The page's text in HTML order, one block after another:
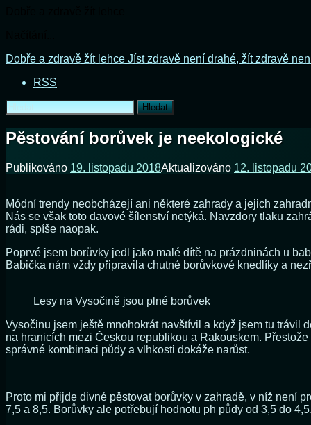
Přejít
obsahu
Dobře a zdravě žít lehce Jíst zdravě není drahé, žít zdravě
RSS
Vyhledávání
Pěstování borůvek je neekologické
Publikováno 19. listopadu 2018Aktualizováno 12. listopadu
Módní trendy neobcházejí ani některé zahrady a jejich
Nás se však toto davové šílenství netýká. Navzdory tlaku
rádi, spíše naopak.
Poprvé jsem borůvky jedl jako malé dítě na prázdninách u
Babička nám vždy připravila chutné borůvkové knedlíky a
Lesy na Vysočině jsou plné borůvek
Vysočinu jsem ještě mnohokrát navštívil a když jsem tu trávil
na hranicích mezi Českou republikou a Rakouskem.
správné kombinaci půdy a vlhkosti dokáže narůst.
Proto mi přijde divné pěstovat borůvky v zahradě, v níž není
7,5 a 8,5. Borůvky ale potřebují hodnotu ph půdy od 3,5 do